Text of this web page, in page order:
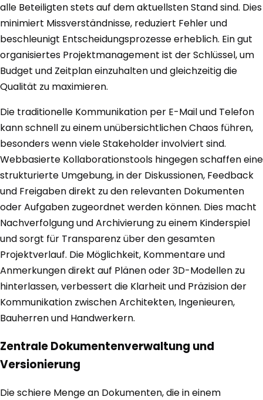
alle Beteiligten stets auf dem aktuellsten Stand sind. Dies
minimiert Missverständnisse, reduziert Fehler und
beschleunigt Entscheidungsprozesse erheblich. Ein gut
organisiertes Projektmanagement ist der Schlüssel, um
Budget und Zeitplan einzuhalten und gleichzeitig die
Qualität zu maximieren.
Die traditionelle Kommunikation per E-Mail und Telefon
kann schnell zu einem unübersichtlichen Chaos führen,
besonders wenn viele Stakeholder involviert sind.
Webbasierte Kollaborationstools hingegen schaffen eine
strukturierte Umgebung, in der Diskussionen, Feedback
und Freigaben direkt zu den relevanten Dokumenten
oder Aufgaben zugeordnet werden können. Dies macht
Nachverfolgung und Archivierung zu einem Kinderspiel
und sorgt für Transparenz über den gesamten
Projektverlauf. Die Möglichkeit, Kommentare und
Anmerkungen direkt auf Plänen oder 3D-Modellen zu
hinterlassen, verbessert die Klarheit und Präzision der
Kommunikation zwischen Architekten, Ingenieuren,
Bauherren und Handwerkern.
Zentrale Dokumentenverwaltung und
Versionierung
Die schiere Menge an Dokumenten, die in einem